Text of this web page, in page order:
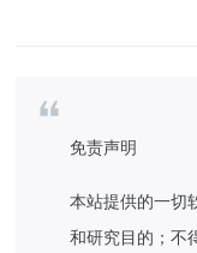
免责声明
本站提供的一切
和研究目的；不